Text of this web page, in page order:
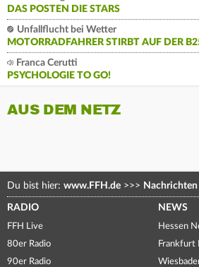
DAS POSTEN DIE STARS
Unfallflucht bei Wetter
MOTORRADFAHRER STIRBT AUF DER
Franca Cerutti
PSYCHOLOGIE TO GO!
AUS DEM NETZ
Du bist hier: www.FFH.de >>> Nachrichten
RADIO
FFH Live
80er Radio
90er Radio
NEWS
Hessen
Frankfurt